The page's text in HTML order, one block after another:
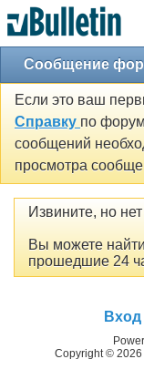
Сообщение
Если это ваш
Справку по
сообщений
просмотра
Извините, но
Вы можете
прошедшие 24
Вход
Copyright © 2026